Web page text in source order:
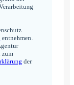
entnehmen.
zum
der